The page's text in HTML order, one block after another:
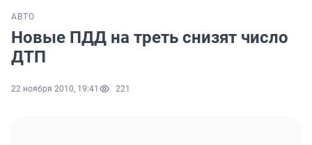
АВТО
Новые ПДД на треть снизят число
ДТП
22 ноября 2010, 19:41 221